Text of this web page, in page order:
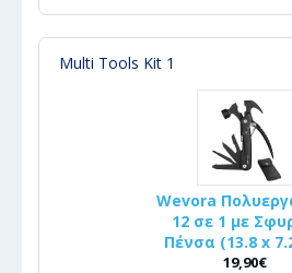
Multi Tools Kit 1
Wevora
12 σε 1 με
Πένσα (13.8 x
19,90€